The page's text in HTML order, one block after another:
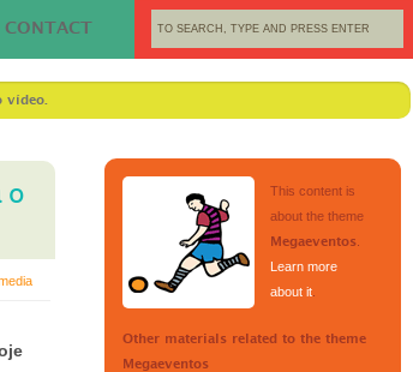
CONTACT
vídeo.
o
This content is
about the theme
Megaeventos
Learn more
about it
Other materials related to the theme
Megaeventos